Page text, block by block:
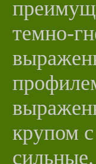
темно-
крупом
сильные.